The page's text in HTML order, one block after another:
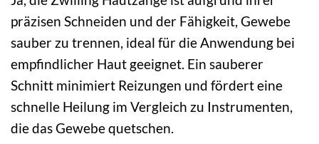
präzisen Schneiden und der Fähigkeit, Gewebe
sauber zu trennen, ideal für die Anwendung bei
empfindlicher Haut geeignet. Ein sauberer
Schnitt minimiert Reizungen und fördert eine
schnelle Heilung im Vergleich zu Instrumenten,
die das Gewebe quetschen.